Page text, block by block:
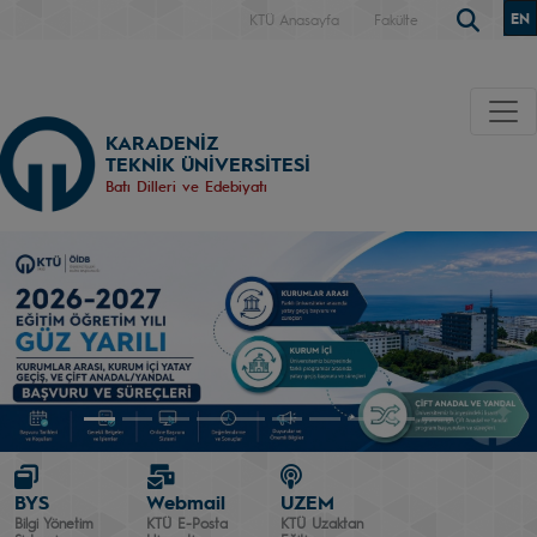
KTÜ Anasayfa Fakülte EN
KARADENİZ
TEKNİK ÜNİVERSİTESİ
Batı Dilleri ve Edebiyatı
BYS
Bilgi Yönetim
Webmail
KTÜ E-Posta
UZEM
KTÜ Uzaktan